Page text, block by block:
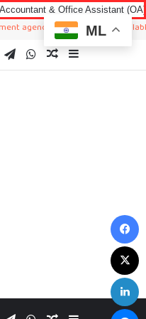
Assistant (OA) Kerala
We just sharing available job
InstagramTelegramWhatsAppRandom Article
ML